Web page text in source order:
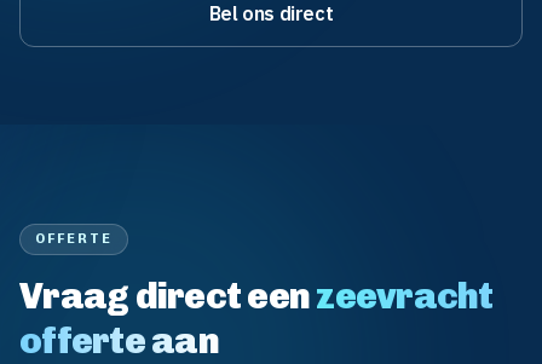
Bel ons direct
OFFERTE
Vraag direct eenzeevracht
offerte aan